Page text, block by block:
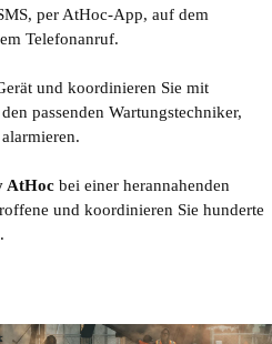
per AtHoc-App, auf dem
Telefonanruf.
erät und koordinieren Sie mit
passenden Wartungstechniker,
AtHoc bei einer herannahenden
und koordinieren Sie hunderte